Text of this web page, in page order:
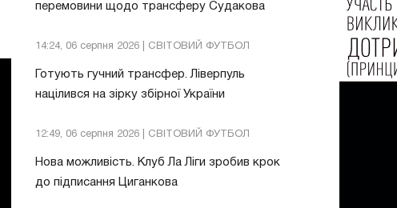
перемовини щодо трансферу Судакова
14:24, 06 серпня 2026 | СВІТОВИЙ ФУТБОЛ
Готують гучний трансфер. Ліверпуль
націлився на зірку збірної України
12:49, 06 серпня 2026 | СВІТОВИЙ ФУТБОЛ
Нова можливість. Клуб Ла Ліги зробив крок
до підписання Циганкова